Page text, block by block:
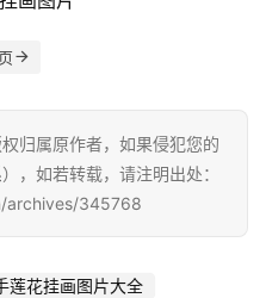
归属原作者，如果侵犯您的
），如若转载，请注明出处：
archives/345768
莲花挂画图片大全